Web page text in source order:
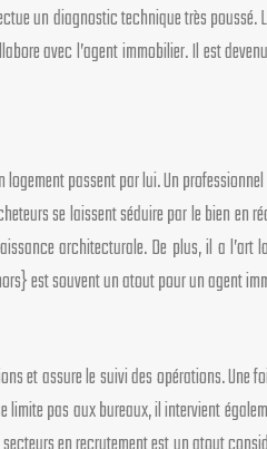
un diagnostic technique très
avec l’agent immobilier. Il est
passent par lui. Un
se laissent séduire par le bien
architecturale. De plus, il a
est souvent un atout pour un agent
et assure le suivi des opérations.
pas aux bureaux, il intervient